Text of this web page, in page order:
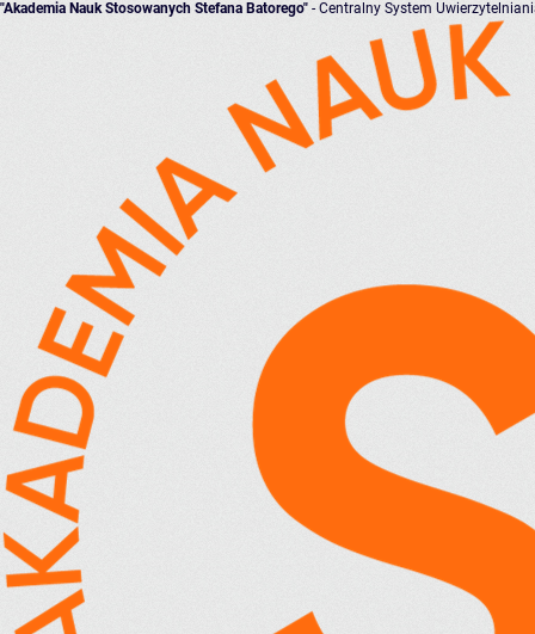
"Akademia Nauk Stosowanych Stefana Batorego" - Centralny System